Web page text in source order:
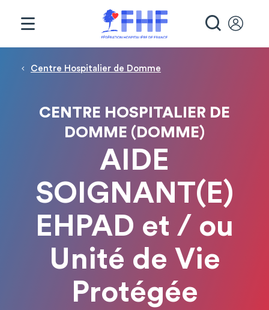
Fil d'Ariane
Centre Hospitalier de Domme
CENTRE HOSPITALIER DE
DOMME (DOMME)
AIDE
SOIGNANT(E)
EHPAD et / ou
Unité de Vie
Protégée
Panneau de gestion des cookies